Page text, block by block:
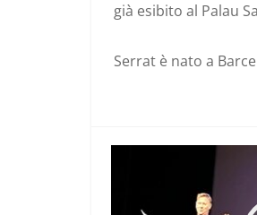
già esibito al Palau
Serrat è nato a